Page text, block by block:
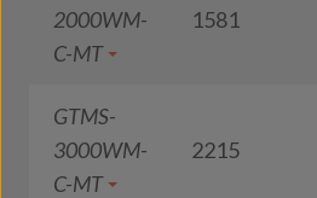
2000WM-
C-MT
1581
GTMS-
3000WM-
C-MT
2215